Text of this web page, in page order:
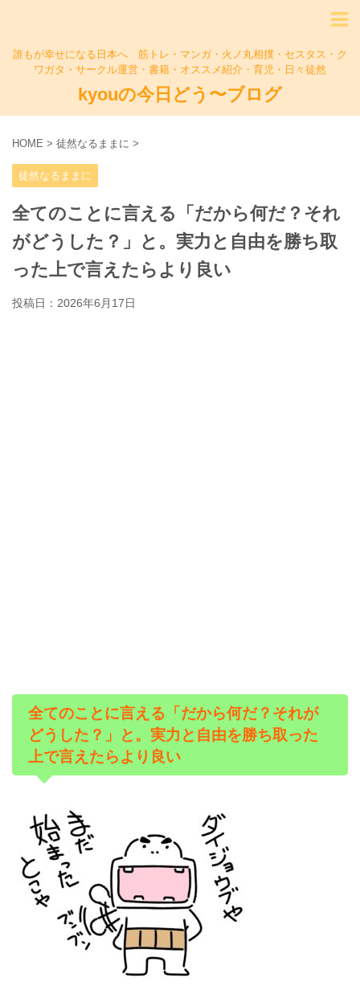
誰もが幸せになる日本へ 筋トレ・マンガ・火ノ丸相撲・セスタス・ク
ワガタ・サークル運営・書籍・オススメ紹介・育児・日々徒然
kyouの今日どう〜ブログ
HOME > 徒然なるままに >
徒然なるままに
全てのことに言える「だから何だ？それ
がどうした？」と。実力と自由を勝ち取
った上で言えたらより良い
投稿日： 2026年6月17日
全てのことに言える「だから何だ？それが
どうした？」と。実力と自由を勝ち取った
上で言えたらより良い